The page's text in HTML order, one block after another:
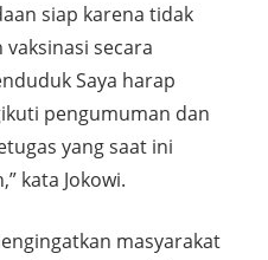
siap karena tidak
secara
Saya harap
pengumuman dan
yang saat ini
kata Jokowi.
masyarakat